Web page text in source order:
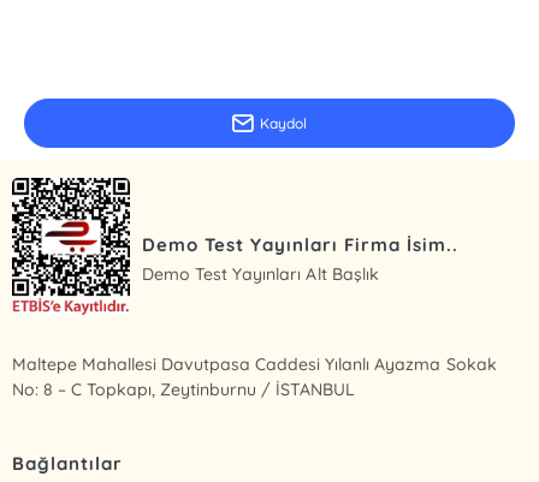
Kaydol
Demo Test Yayınları Firma İsim..
Demo Test Yayınları Alt Başlık
Maltepe Mahallesi Davutpasa Caddesi Yılanlı Ayazma Sokak
No: 8 – C Topkapı, Zeytinburnu / İSTANBUL
Bağlantılar